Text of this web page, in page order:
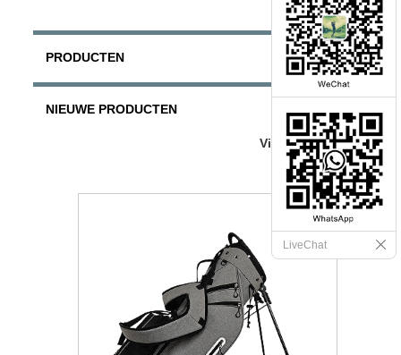
PRODUCTEN
NIEUWE PRODUCTEN
View as
LiveChat